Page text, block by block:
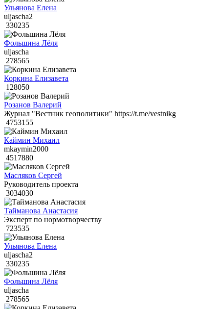
Ульянова Елена
uljascha2
330235
Фольшина Лёля
uljascha
278565
Коркина Елизавета
128050
Розанов Валерий
Журнал "Вестник геополитики" https://t.me/vestnikg
4753155
Каймин Михаил
mkaymin2000
4517880
Масляков Сергей
Руководитель проекта
3034030
Тайманова Анастасия
Эксперт по нормотворчеству
723535
Ульянова Елена
uljascha2
330235
Фольшина Лёля
uljascha
278565